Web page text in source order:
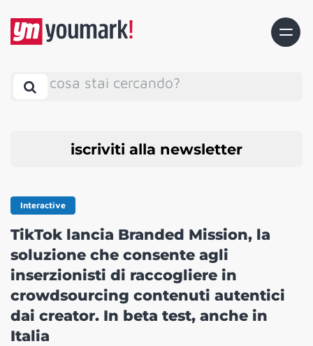
cosa stai cercando?
iscriviti alla newsletter
Interactive
TikTok lancia Branded Mission, la
soluzione che consente agli
inserzionisti di raccogliere in
crowdsourcing contenuti autentici
dai creator. In beta test, anche in
Italia